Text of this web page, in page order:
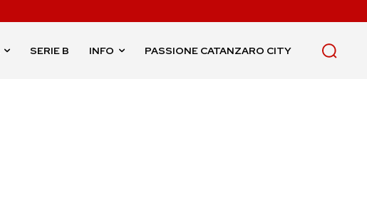
SERIE B INFO PASSIONE CATANZARO CITY